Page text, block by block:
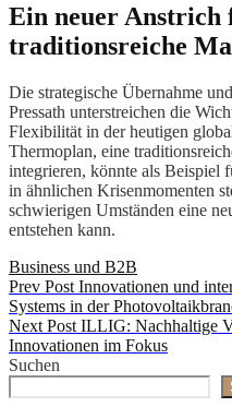
Ein neuer Anstrich
traditionsreiche
Die strategische Übernahme
Pressath unterstreichen die
Flexibilität in der heutigen
Thermoplan, eine
integrieren, könnte als Beispiel
in ähnlichen Krisenmomenten
schwierigen Umständen eine
entstehen kann.
Categories
Business und B2B
Beitragsnavigation
Previous
Post
Prev Post Innovationen und
Systems in der
Next
Post
Next Post ILLIG: Nachhaltige
Innovationen im Fokus
Suchen